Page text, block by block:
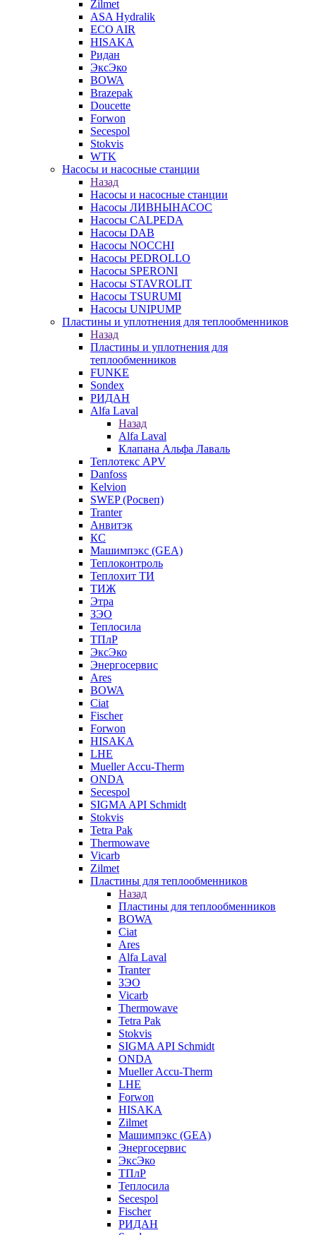
Zilmet
ASA Hydralik
ECO AIR
HISAKA
Ридан
ЭксЭко
BOWA
Brazepak
Doucette
Forwon
Secespol
Stokvis
WTK
Насосы и насосные станции
Назад
Насосы и насосные станции
Насосы ЛИВНЫНАСОС
Насосы CALPEDA
Насосы DAB
Насосы NOCCHI
Насосы PEDROLLO
Насосы SPERONI
Насосы STAVROLIT
Насосы TSURUMI
Насосы UNIPUMP
Пластины и уплотнения для теплообменников
Назад
Пластины и уплотнения для
теплообменников
FUNKE
Sondex
РИДАН
Alfa Laval
Назад
Alfa Laval
Клапана Альфа Лаваль
Теплотекс APV
Danfoss
Kelvion
SWEP (Росвеп)
Tranter
Анвитэк
КС
Машимпэкс (GEA)
Теплоконтроль
Теплохит ТИ
ТИЖ
Этра
ЗЭО
Теплосила
ТПлР
ЭксЭко
Энергосервис
Ares
BOWA
Ciat
Fischer
Forwon
HISAKA
LHE
Mueller Accu-Therm
ONDA
Secespol
SIGMA API Schmidt
Stokvis
Tetra Pak
Thermowave
Vicarb
Zilmet
Пластины для теплообменников
Назад
Пластины для теплообменников
BOWA
Ciat
Ares
Alfa Laval
Tranter
ЗЭО
Vicarb
Thermowave
Tetra Pak
Stokvis
SIGMA API Schmidt
ONDA
Mueller Accu-Therm
LHE
Forwon
HISAKA
Zilmet
Машимпэкс (GEA)
Энергосервис
ЭксЭко
ТПлР
Теплосила
Secespol
Fischer
РИДАН